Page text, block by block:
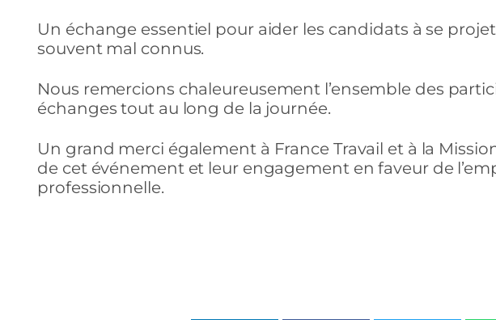
Un échange essentiel pour aider les candidats à se
souvent mal connus.
Nous remercions chaleureusement l’ensemble des
échanges tout au long de la journée.
Un grand merci également à France Travail et à la
de cet événement et leur engagement en faveur de
professionnelle.